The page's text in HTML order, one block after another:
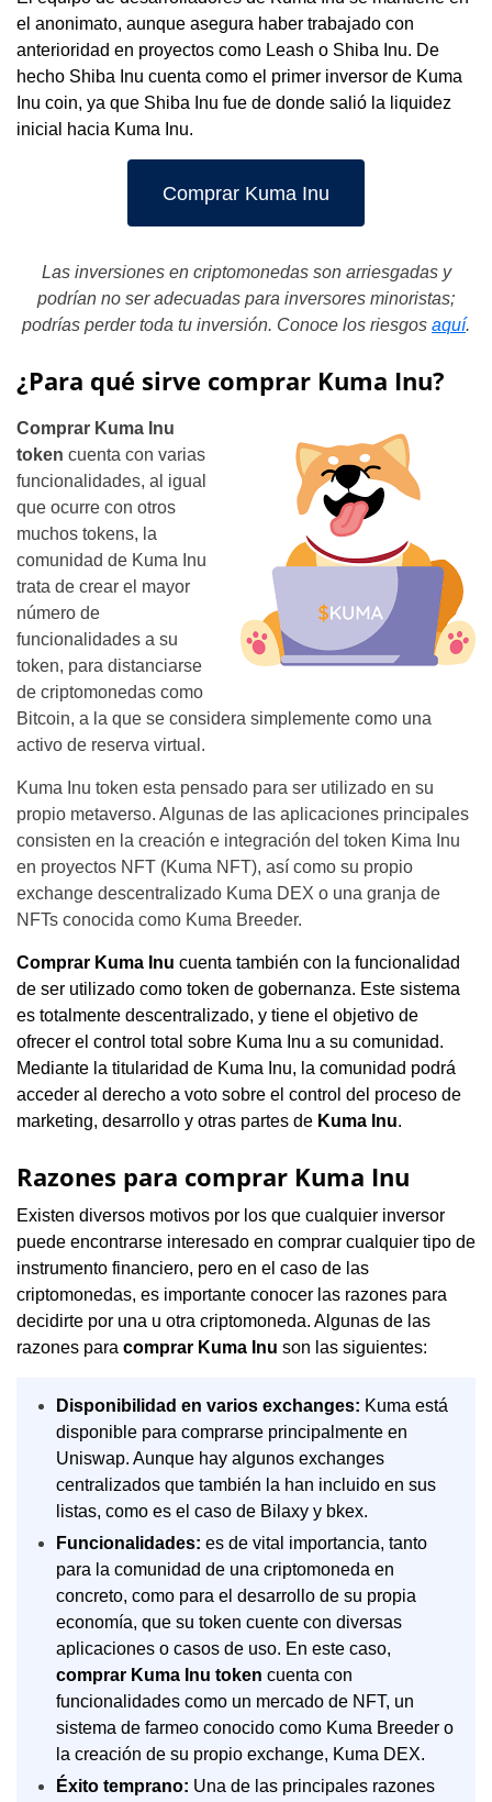
el anonimato, aunque asegura haber trabajado con
anterioridad en proyectos como Leash o Shiba Inu. De
hecho Shiba Inu cuenta como el primer inversor de Kuma
Inu coin, ya que Shiba Inu fue de donde salió la liquidez
inicial hacia Kuma Inu.
Comprar Kuma Inu
Las inversiones en criptomonedas son arriesgadas y
podrían no ser adecuadas para inversores minoristas;
podrías perder toda tu inversión. Conoce los riesgos aquí.
¿Para qué sirve comprar Kuma Inu?
Comprar Kuma Inu
token cuenta con varias
funcionalidades, al igual
que ocurre con otros
muchos tokens, la
comunidad de Kuma Inu
trata de crear el mayor
número de
funcionalidades a su
token, para distanciarse
de criptomonedas como
Bitcoin, a la que se considera simplemente como una
activo de reserva virtual.
Kuma Inu token esta pensado para ser utilizado en su
propio metaverso. Algunas de las aplicaciones principales
consisten en la creación e integración del token Kima Inu
en proyectos NFT (Kuma NFT), así como su propio
exchange descentralizado Kuma DEX o una granja de
NFTs conocida como Kuma Breeder.
Comprar Kuma Inu cuenta también con la funcionalidad
de ser utilizado como token de gobernanza. Este sistema
es totalmente descentralizado, y tiene el objetivo de
ofrecer el control total sobre Kuma Inu a su comunidad.
Mediante la titularidad de Kuma Inu, la comunidad podrá
acceder al derecho a voto sobre el control del proceso de
marketing, desarrollo y otras partes de Kuma Inu.
Razones para comprar Kuma Inu
Existen diversos motivos por los que cualquier inversor
puede encontrarse interesado en comprar cualquier tipo de
instrumento financiero, pero en el caso de las
criptomonedas, es importante conocer las razones para
decidirte por una u otra criptomoneda. Algunas de las
razones para comprar Kuma Inu son las siguientes:
Disponibilidad en varios exchanges: Kuma está
disponible para comprarse principalmente en
Uniswap. Aunque hay algunos exchanges
centralizados que también la han incluido en sus
listas, como es el caso de Bilaxy y bkex.
Funcionalidades: es de vital importancia, tanto
para la comunidad de una criptomoneda en
concreto, como para el desarrollo de su propia
economía, que su token cuente con diversas
aplicaciones o casos de uso. En este caso,
comprar Kuma Inu token cuenta con
funcionalidades como un mercado de NFT, un
sistema de farmeo conocido como Kuma Breeder o
la creación de su propio exchange, Kuma DEX.
Éxito temprano: Una de las principales razones